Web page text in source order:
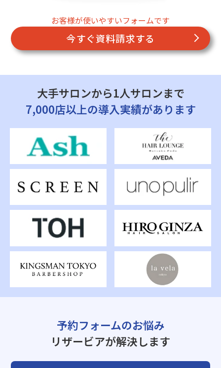
お客様が使いやすいフォームです
今すぐ資料請求する
大手サロンから1人サロンまで
7,000店以上の導入実績があります
予約フォームのお悩み
リザービアが解決します